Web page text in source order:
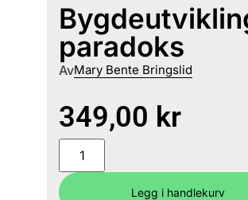
paradoks
AvMary Bente Bringslid
349,00 kr
Legg i handlekurv